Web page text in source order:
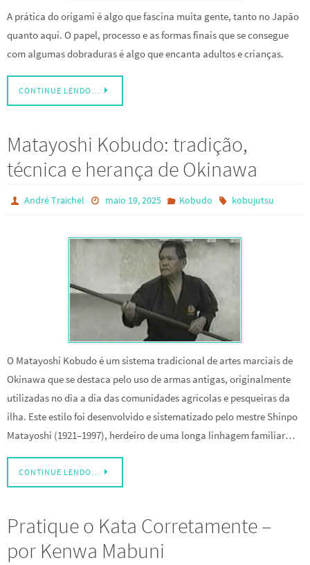
A prática do origami é algo que fascina muita gente, tanto no Japão
quanto aqui. O papel, processo e as formas finais que se consegue
com algumas dobraduras é algo que encanta adultos e crianças.
CONTINUE LENDO…
Matayoshi Kobudo: tradição,
técnica e herança de Okinawa
André Traichel maio 19, 2025 Kobudo kobujutsu
O Matayoshi Kobudo é um sistema tradicional de artes marciais de
Okinawa que se destaca pelo uso de armas antigas, originalmente
utilizadas no dia a dia das comunidades agrícolas e pesqueiras da
ilha. Este estilo foi desenvolvido e sistematizado pelo mestre Shinpo
Matayoshi (1921–1997), herdeiro de uma longa linhagem familiar…
CONTINUE LENDO…
Pratique o Kata Corretamente –
por Kenwa Mabuni